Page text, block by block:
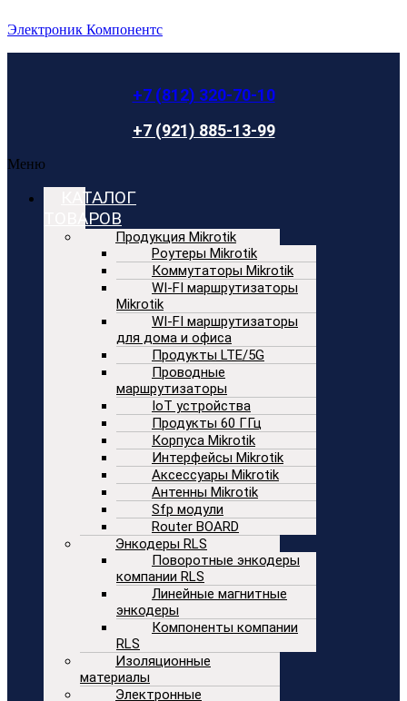
Электроник Компонентс
+7 (812) 320-70-10
+7 (921) 885-13-99
Меню
КАТАЛОГ
ТОВАРОВ
Продукция Mikrotik
Роутеры Mikrotik
Коммутаторы Mikrotik
WI-FI маршрутизаторы
Mikrotik
WI-FI маршрутизаторы
для дома и офиса
Продукты LTE/5G
Проводные
маршрутизаторы
IoT устройства
Продукты 60 ГГц
Корпуса Mikrotik
Интерфейсы Mikrotik
Аксессуары Mikrotik
Антенны Mikrotik
Sfp модули
Router BOARD
Энкодеры RLS
Поворотные энкодеры
компании RLS
Линейные магнитные
энкодеры
Компоненты компании
RLS
Изоляционные
материалы
Электронные